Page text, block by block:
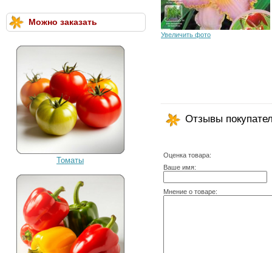
Можно заказать
Томаты
Увеличить фото
Отзывы
Оценка товара:
Ваше имя:
Мнение о товаре: